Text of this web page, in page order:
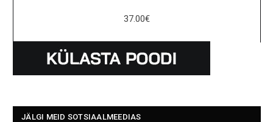
37.00€
JÄLGI MEID SOTSIAALMEEDIAS